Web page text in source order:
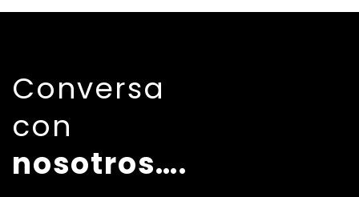
Conversa
con
nosotros….